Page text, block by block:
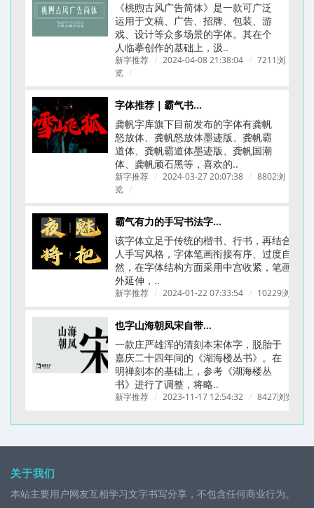
《桃煦古风广告简体​》是一款可广泛
运用于文稿、广告、招牌、包装、游
戏、设计等众多场景的字体。其在个
人临摹创作的基础上，汲..
新字推荐 / 2024-04-08 21:38:04 / 7211浏
览 /
字体推荐｜霸气书法字体｜龚帆字库合集
龚帆字库旗下目前发布的字体有龚帆
怒放体、龚帆怒放体墨迹版、龚帆霸
道体、龚帆霸道体墨迹版、龚帆国潮
体、龚帆顽石黑等，喜欢的..
新字推荐 / 2024-03-27 20:07:38 / 8802浏
览 /
霸气有力的手写书法字体-龚帆怒放体(附下载链接)
该字体立足于传统的楷书、行书，再结合个
人手写风格，字体笔画衔接有序、过度自
然，在字体结构方面采用中宫收紧，笔画向
外延伸，..
新字推荐 / 2024-01-22 07:33:54 / 10229浏览
也字山海朝凤宋自带文艺古典刻本质感的字体
一款庄严雄浑的清刻本宋体字，脱胎于
嘉庆二十四年间的《湖海楼丛书》。在
明禅刻本的基础上，参考《湖海楼丛
书》进行了调整，将略..
新字推荐 / 2023-11-17 12:54:32 / 8427浏览
关于我们
本站主要用户网友互相学习文字书写分享，不包含任何商业行为。